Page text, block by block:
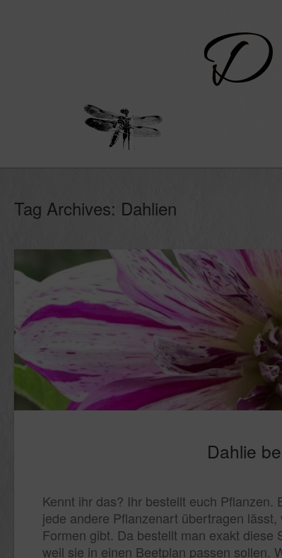
Tag Archives: Dahlien
Dahlie
Kennt ihr das? Ihr bestellt euch
jede andere Pflanzenart übertragen
Formen gibt. Da bestellt man exakt
weil sie in einen Beetplan passen sollen.